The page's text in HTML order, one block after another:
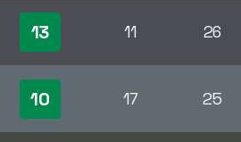
13 11 26
10 17 25